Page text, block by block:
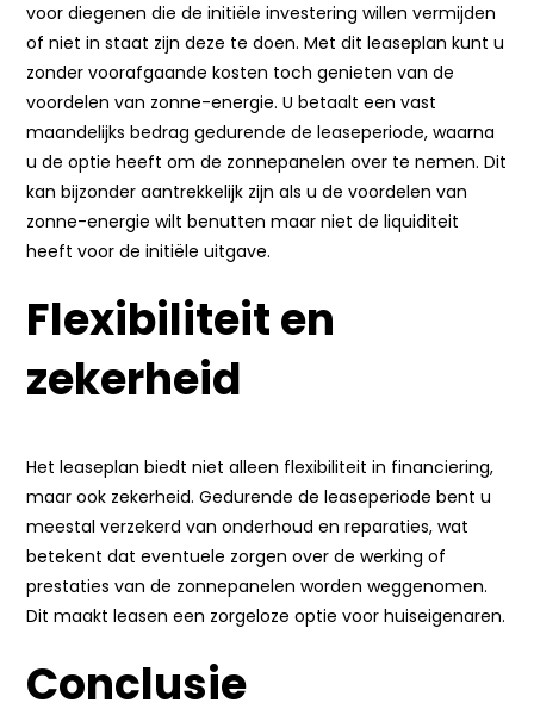
voor diegenen die de initiële investering willen vermijden
of niet in staat zijn deze te doen. Met dit leaseplan kunt u
zonder voorafgaande kosten toch genieten van de
voordelen van zonne-energie. U betaalt een vast
maandelijks bedrag gedurende de leaseperiode, waarna
u de optie heeft om de zonnepanelen over te nemen. Dit
kan bijzonder aantrekkelijk zijn als u de voordelen van
zonne-energie wilt benutten maar niet de liquiditeit
heeft voor de initiële uitgave.
Flexibiliteit en
zekerheid
Het leaseplan biedt niet alleen flexibiliteit in financiering,
maar ook zekerheid. Gedurende de leaseperiode bent u
meestal verzekerd van onderhoud en reparaties, wat
betekent dat eventuele zorgen over de werking of
prestaties van de zonnepanelen worden weggenomen.
Dit maakt leasen een zorgeloze optie voor huiseigenaren.
Conclusie